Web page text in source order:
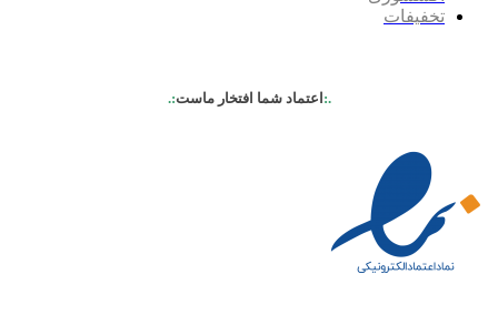
تخفیفات
.:اعتماد شما افتخار ماست:.